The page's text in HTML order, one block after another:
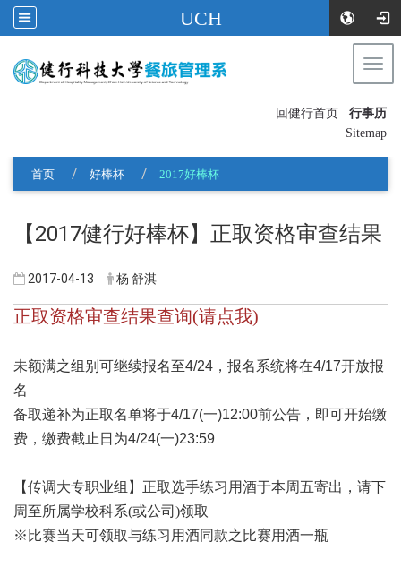
UCH
回健行首页
行事历
Sitemap
首页 好棒杯 2017好棒杯
【2017健行好棒杯】正取资格审查结果
2017-04-13 杨 舒淇
正取资格审查结果查询(请点我)
未额满之组别可继续报名至4/24，报名系统将在4/17开放报
名
备取递补为正取名单将于4/17(一)12:00前公告，即可开始缴
费，缴费截止日为4/24(一)23:59
【传调大专职业组】正取选手练习用酒于本周五寄出，请下
周至所属学校科系(或公司)领取
※比赛当天可领取与练习用酒同款之比赛用酒一瓶